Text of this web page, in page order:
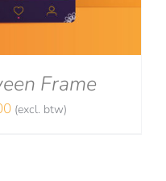
Frame
Prijsklasse:
(excl. btw)